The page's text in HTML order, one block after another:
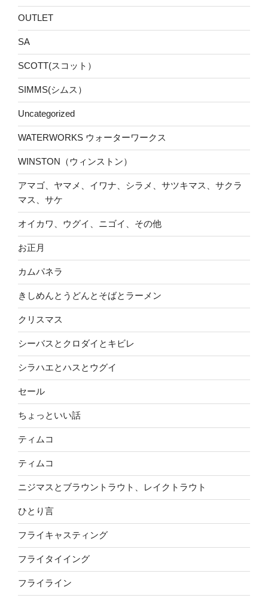
OUTLET
SA
SCOTT(スコット）
SIMMS(シムス）
Uncategorized
WATERWORKS ウォーターワークス
WINSTON（ウィンストン）
アマゴ、ヤマメ、イワナ、シラメ、サツキマス、サクラ
マス、サケ
オイカワ、ウグイ、ニゴイ、その他
お正月
カムパネラ
きしめんとうどんとそばとラーメン
クリスマス
シーバスとクロダイとキビレ
シラハエとハスとウグイ
セール
ちょっといい話
ティムコ
ティムコ
ニジマスとブラウントラウト、レイクトラウト
ひとり言
フライキャスティング
フライタイイング
フライライン